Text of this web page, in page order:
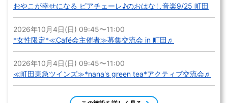
おやこが幸せになる ピアチェーレ♪のおはなし音楽9/25 町田
2026年10月4日(日) 09:45〜11:00
*女性限定*≪Café会主催者≫募集交流会 in 町田♬
2026年10月4日(日) 09:45〜11:00
≪町田東急ツインズ≫*nana's green tea*アクティブ交流会♬